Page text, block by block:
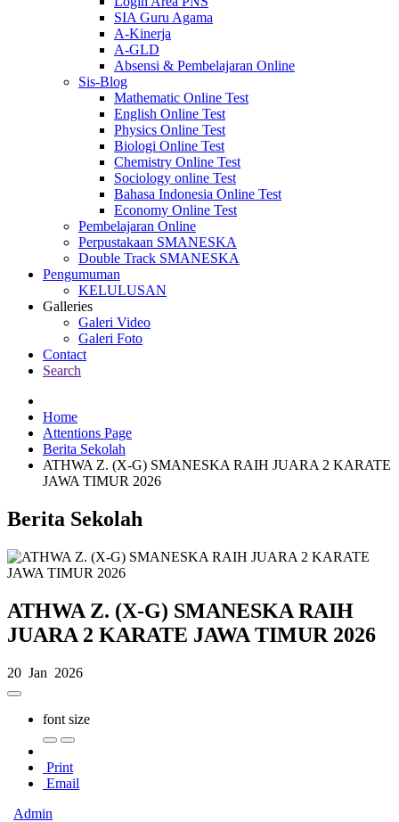
SIA Guru Agama
A-Kinerja
A-GLD
Absensi & Pembelajaran Online
Sis-Blog
Mathematic Online Test
English Online Test
Physics Online Test
Biologi Online Test
Chemistry Online Test
Sociology online Test
Bahasa Indonesia Online Test
Economy Online Test
Pembelajaran Online
Perpustakaan SMANESKA
Double Track SMANESKA
Pengumuman
KELULUSAN
Galleries
Galeri Video
Galeri Foto
Contact
Search
Home
Attentions Page
Berita Sekolah
ATHWA Z. (X-G) SMANESKA RAIH JUARA 2 KARATE
JAWA TIMUR 2026
Berita Sekolah
ATHWA Z. (X-G) SMANESKA RAIH
JUARA 2 KARATE JAWA TIMUR 2026
20 Jan 2026
font size
Print
Email
Admin